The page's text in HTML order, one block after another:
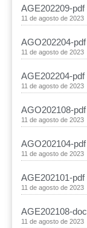
AGE202209-pdf
11 de agosto de 2023
AGO202204-pdf
11 de agosto de 2023
AGE202204-pdf
11 de agosto de 2023
AGO202108-pdf
11 de agosto de 2023
AGO202104-pdf
11 de agosto de 2023
AGE202101-pdf
11 de agosto de 2023
AGE202108-doc
11 de agosto de 2023